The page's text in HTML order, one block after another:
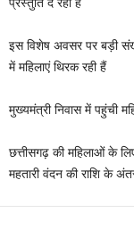
इस विशेष अवसर पर बड़ी
में महिलाएं थिरक रही हैं
मुख्यमंत्री निवास में पहुंची
छत्तीसगढ़ की महिलाओं के
महतारी वंदन की राशि के